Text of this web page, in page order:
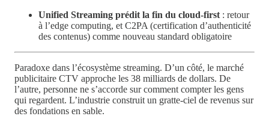
Unified Streaming prédit la fin du cloud-first : retour
à l’edge computing, et C2PA (certification d’authenticité
des contenus) comme nouveau standard obligatoire
Paradoxe dans l’écosystème streaming. D’un côté, le marché
publicitaire CTV approche les 38 milliards de dollars. De
l’autre, personne ne s’accorde sur comment compter les gens
qui regardent. L’industrie construit un gratte-ciel de revenus sur
des fondations en sable.